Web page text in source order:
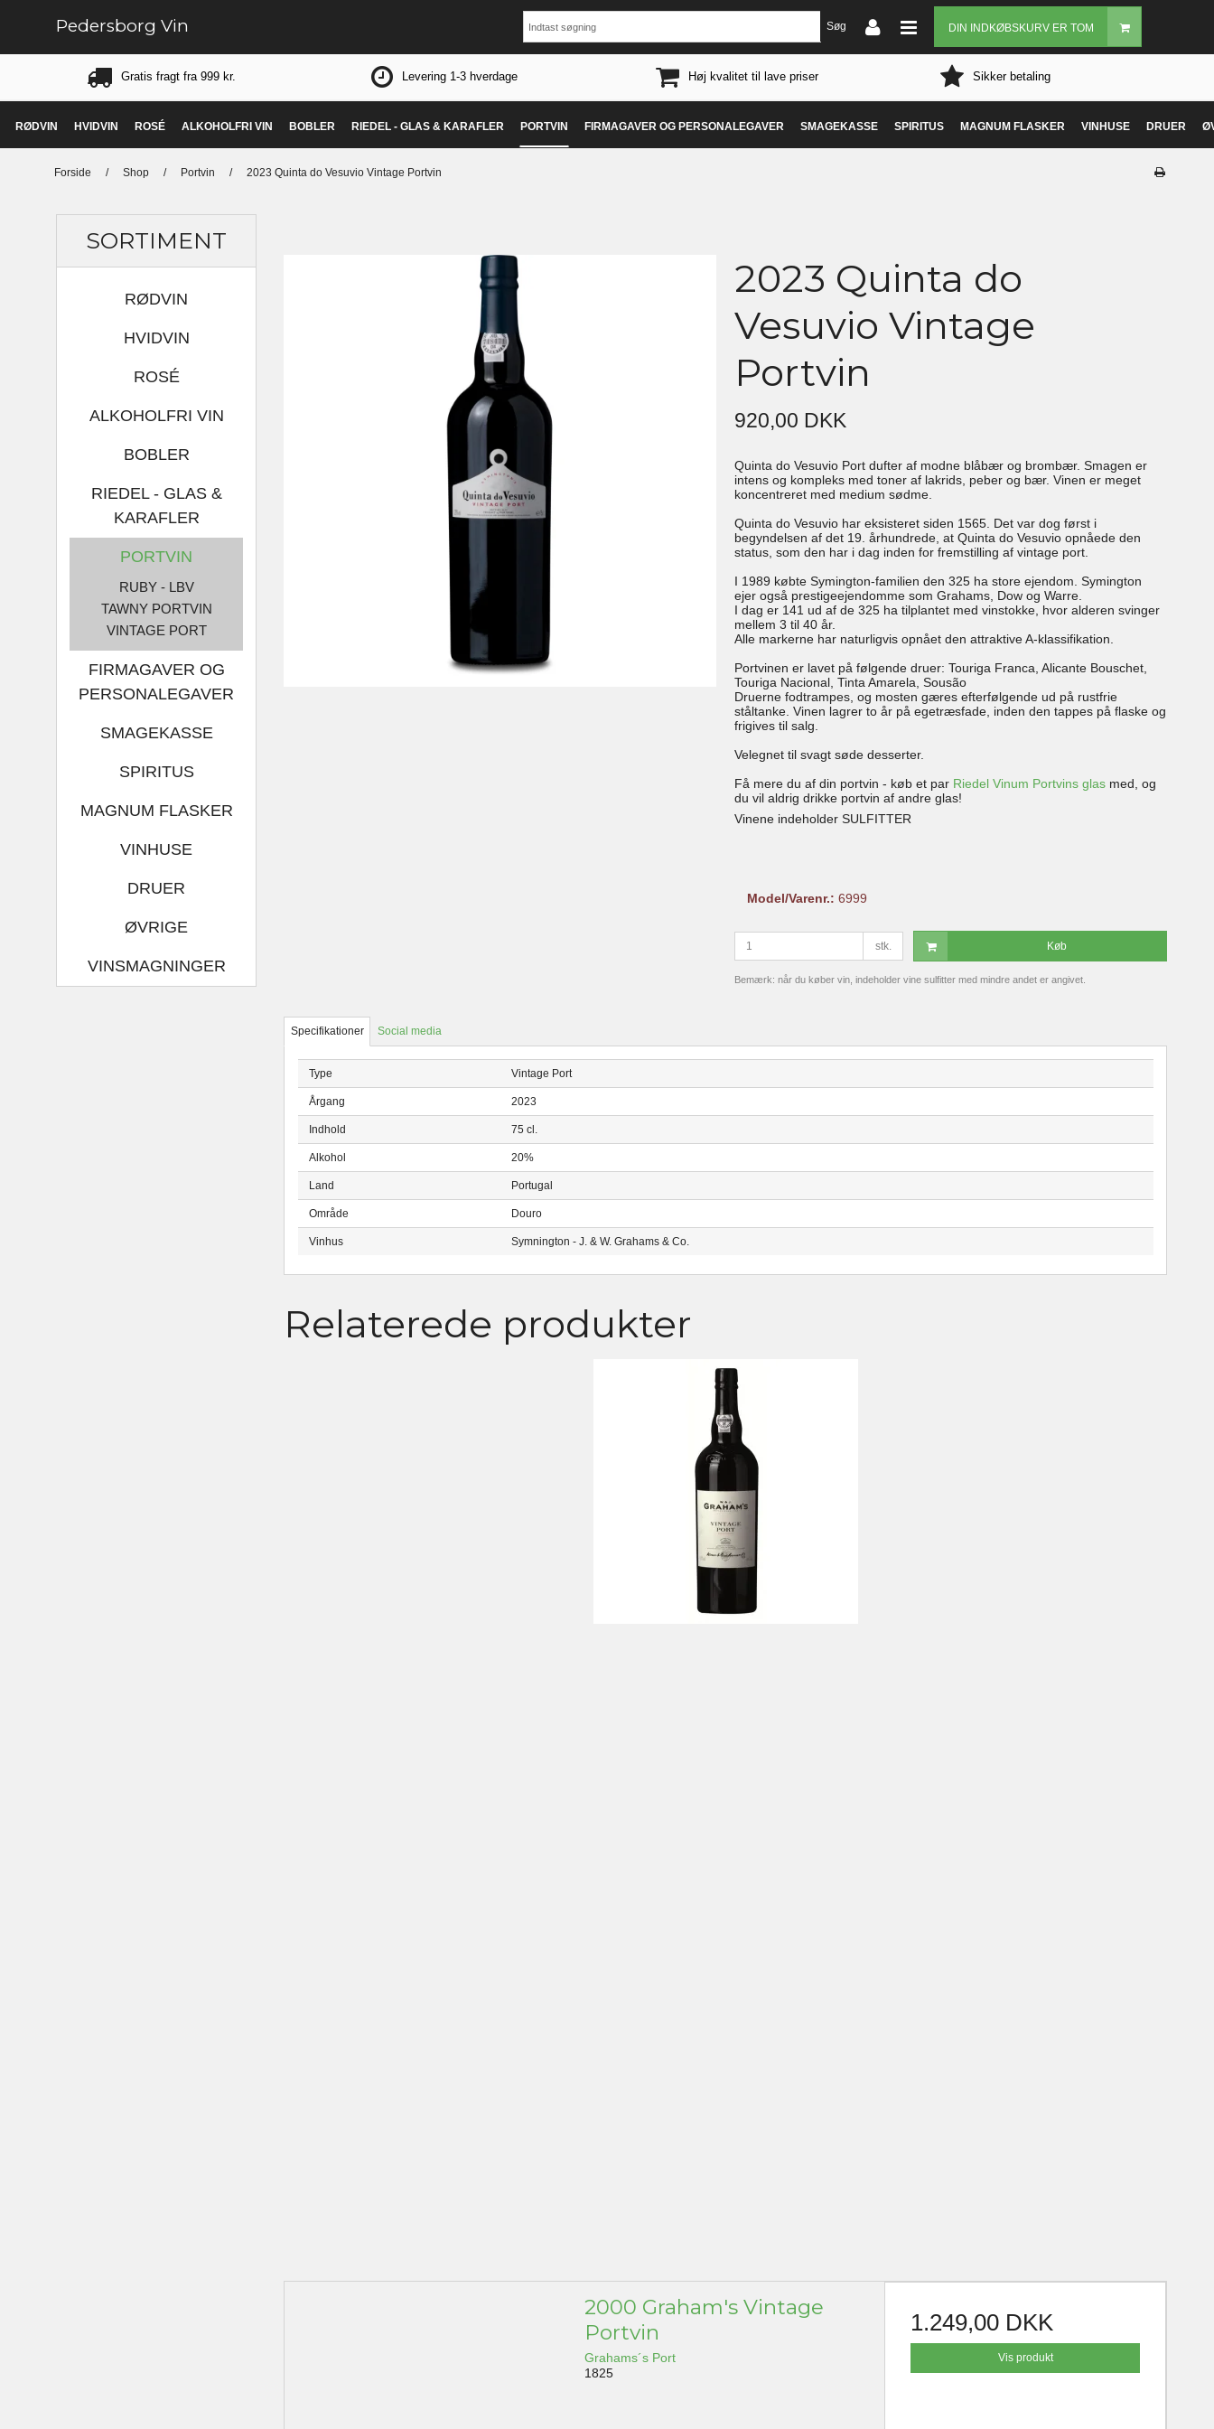
Pedersborg Vin DIN INDKØBSKURV ER TOM
Søg
Gratis fragt fra 999 kr. Levering 1-3 hverdage Høj kvalitet til lave priser Sikker betaling
RØDVIN HVIDVIN ROSÉ ALKOHOLFRI VIN BOBLER RIEDEL - GLAS & KARAFLER PORTVIN FIRMAGAVER OG PERSONALEGAVER SMAGEKASSE SPIRITUS MAGNUM FLASKER VINHUSE DRUER
Forside / Shop / Portvin / 2023 Quinta do Vesuvio Vintage Portvin
SORTIMENT
RØDVIN
HVIDVIN
ROSÉ
ALKOHOLFRI VIN
BOBLER
RIEDEL - GLAS &
KARAFLER
PORTVIN
RUBY - LBV
TAWNY PORTVIN
VINTAGE PORT
FIRMAGAVER OG
PERSONALEGAVER
SMAGEKASSE
SPIRITUS
MAGNUM FLASKER
VINHUSE
DRUER
ØVRIGE
VINSMAGNINGER
2023 Quinta do
Vesuvio Vintage
Portvin
920,00 DKK
Quinta do Vesuvio Port dufter af modne blåbær og brombær. Smagen er
intens og kompleks med toner af lakrids, peber og bær. Vinen er meget
koncentreret med medium sødme.
Quinta do Vesuvio har eksisteret siden 1565. Det var dog først i
begyndelsen af det 19. århundrede, at Quinta do Vesuvio opnåede den
status, som den har i dag inden for fremstilling af vintage port.
I 1989 købte Symington-familien den 325 ha store ejendom. Symington
ejer også prestigeejendomme som Grahams, Dow og Warre.
I dag er 141 ud af de 325 ha tilplantet med vinstokke, hvor alderen svinger
mellem 3 til 40 år.
Alle markerne har naturligvis opnået den attraktive A-klassifikation.
Portvinen er lavet på følgende druer: Touriga Franca, Alicante Bouschet,
Touriga Nacional, Tinta Amarela, Sousão
Druerne fodtrampes, og mosten gæres efterfølgende ud på rustfrie
ståltanke. Vinen lagrer to år på egetræsfade, inden den tappes på flaske og
frigives til salg.
Velegnet til svagt søde desserter.
Få mere du af din portvin - køb et par Riedel Vinum Portvins glas med, og
du vil aldrig drikke portvin af andre glas!
Vinene indeholder SULFITTER
Model/Varenr.: 6999
stk. Køb
Bemærk: når du køber vin, indeholder vine sulfitter med mindre andet er angivet.
Specifikationer Social media
Type Vintage Port
Årgang 2023
Indhold 75 cl.
Alkohol 20%
Land Portugal
Område Douro
Vinhus Symnington - J. & W. Grahams & Co.
Relaterede produkter
2000 Graham's Vintage
Portvin
Grahams´s Port
1825
1.249,00 DKK
Vis produkt